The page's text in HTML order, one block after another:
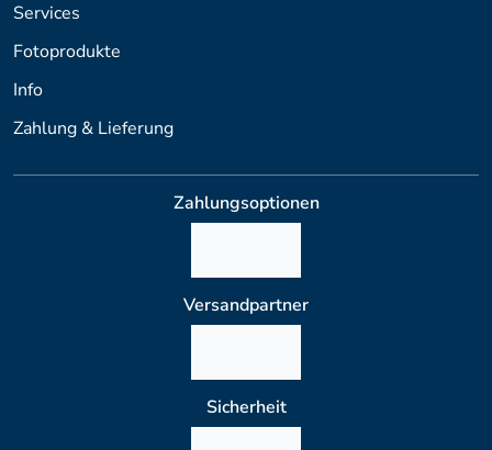
Services
Fotoprodukte
Info
Zahlung & Lieferung
Zahlungsoptionen
Versandpartner
Sicherheit